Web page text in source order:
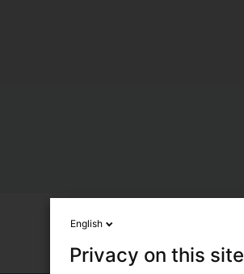
English
Privacy on this site